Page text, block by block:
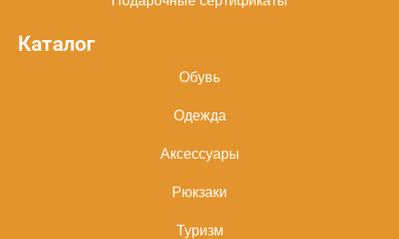
Каталог
Обувь
Одежда
Аксессуары
Рюкзаки
Туризм